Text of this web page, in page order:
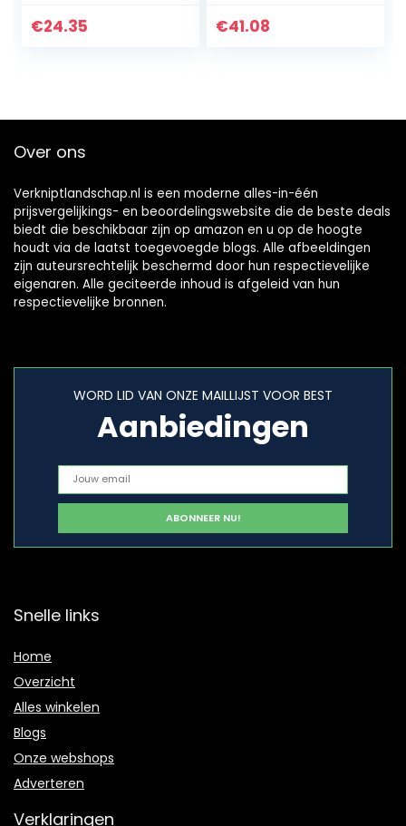
for nauwkeurige
€24.35
tuin
€41.08
Over ons
Verkniptlandschap.nl is een moderne alles-in-één
prijsvergelijkings- en beoordelingswebsite die de beste deals
biedt die beschikbaar zijn op amazon en u op de hoogte
houdt via de laatst toegevoegde blogs. Alle afbeeldingen
zijn auteursrechtelijk beschermd door hun respectievelijke
eigenaren. Alle geciteerde inhoud is afgeleid van hun
respectievelijke bronnen.
WORD LID VAN ONZE MAILLIJST VOOR BEST
Aanbiedingen
Snelle links
Home
Overzicht
Alles winkelen
Blogs
Onze webshops
Adverteren
Verklaringen